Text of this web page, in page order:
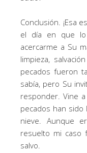
Conclusión. ¡Esa
el día en que lo
acercarme a Su
limpieza,
pecados fueron
sabía, pero Su
responder. Vine
pecados han sido
nieve. Aunque
resuelto mi caso
salvo.